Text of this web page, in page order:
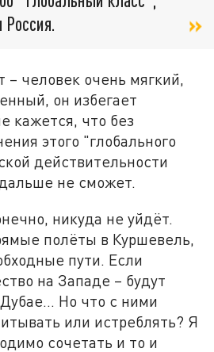
Россия.
человек очень мягкий,
он избегает
кажется, что без
этого "глобального
действительности
не сможет.
никуда не уйдёт.
полёты в Куршевель,
пути. Если
на Западе – будут
Но что с ними
или истреблять? Я
сочетать и то и